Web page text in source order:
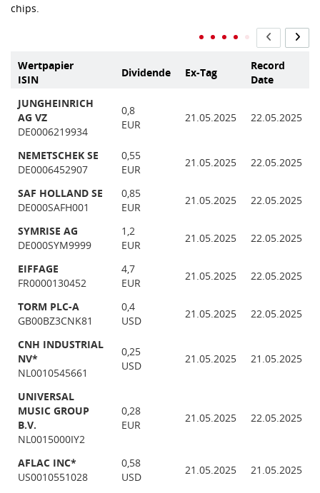
chips.
Wertpapier
ISIN
Dividende Ex-Tag
Record
Date
JUNGHEINRICH
AG VZ
DE0006219934
0,8
EUR
21.05.2025 22.05.2025
NEMETSCHEK SE
DE0006452907
0,55
EUR
21.05.2025 22.05.2025
SAF HOLLAND SE
DE000SAFH001
0,85
EUR
21.05.2025 22.05.2025
SYMRISE AG
DE000SYM9999
1,2
EUR
21.05.2025 22.05.2025
EIFFAGE
FR0000130452
4,7
EUR
21.05.2025 22.05.2025
TORM PLC-A
GB00BZ3CNK81
0,4
USD
21.05.2025 22.05.2025
CNH INDUSTRIAL
NV*
NL0010545661
0,25
USD
21.05.2025 21.05.2025
UNIVERSAL
MUSIC GROUP
B.V.
NL0015000IY2
0,28
EUR
21.05.2025 22.05.2025
AFLAC INC*
US0010551028
0,58
USD
21.05.2025 21.05.2025